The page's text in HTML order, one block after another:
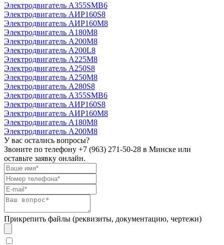
Электродвигатель А355SМВ6
Электродвигатель АИР160S8
Электродвигатель АИР160М8
Электродвигатель А180М8
Электродвигатель А200М8
Электродвигатель А200L8
Электродвигатель А225М8
Электродвигатель А250S8
Электродвигатель А250М8
Электродвигатель А280S8
Электродвигатель А355SМВ6
Электродвигатель АИР160S8
Электродвигатель АИР160М8
Электродвигатель А180М8
Электродвигатель А200М8
У вас остались вопросы?
Звоните по телефону +7 (963) 271-50-28 в Минске или
оставьте заявку онлайн.
Прикрепить файлы (реквизиты, документацию, чертежи)